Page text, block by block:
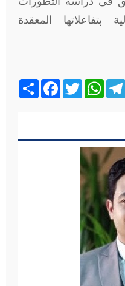
بتفاعلاتها المعقدة
Share
FacebookTwitter
WhatsApp
Telegram